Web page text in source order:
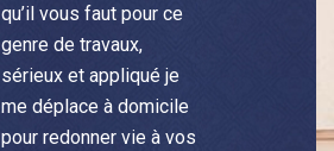
qu’il vous faut pour ce
genre de travaux,
sérieux et appliqué je
me déplace à domicile
pour redonner vie à vos